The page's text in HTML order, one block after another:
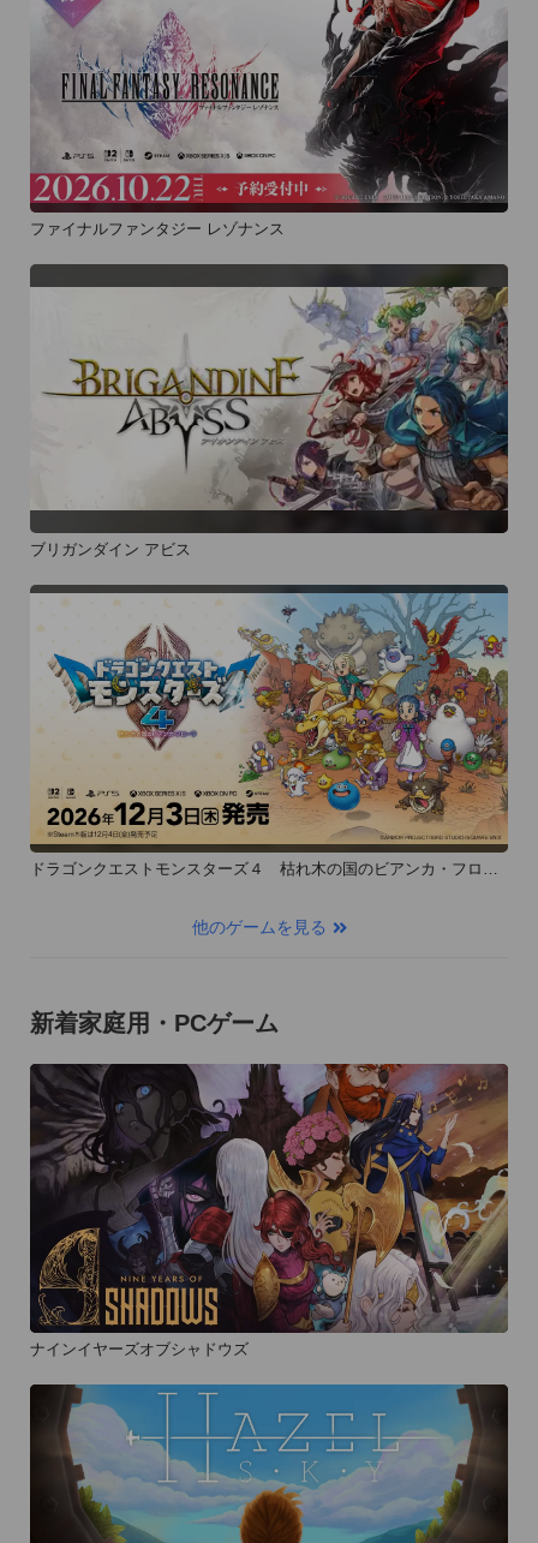
ファイナルファンタジー レゾナンス
ブリガンダイン アビス
ドラゴンクエストモンスターズ４ 枯れ木の国のビアンカ・フロー
他のゲームを見る
新着家庭用・PCゲーム
ナインイヤーズオブシャドウズ